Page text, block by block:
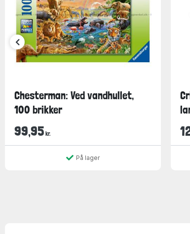
Chesterman: Ved vandhullet,
100 brikker
99,95 kr.
På lager